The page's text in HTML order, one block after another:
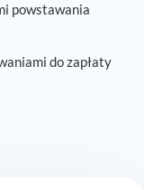
powstawania
do zapłaty